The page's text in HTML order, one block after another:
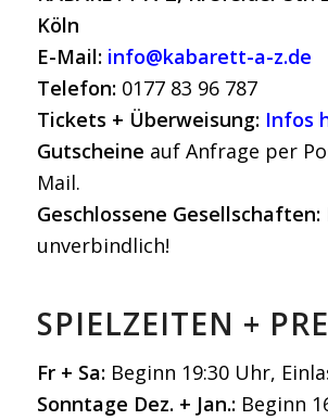
Köln
E-Mail: info@kabarett-a-z.de
Telefon:0177 83 96 787
Tickets + Überweisung: Infos
Gutscheine auf Anfrage per
Mail.
Geschlossene Gesellschaften:
unverbindlich!
SPIELZEITEN +
Fr + Sa:Beginn 19:30 Uhr,
Sonntage Dez. + Jan.:Beginn